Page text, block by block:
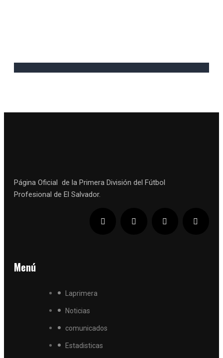
Página Oficial de la Primera División del Fútbol
Profesional de El Salvador.
Menú
Laprimera
Noticias
comunicados
Estadisticas